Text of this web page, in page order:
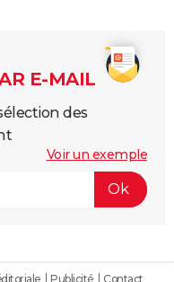
E-MAIL
des
Voir un exemple
Publicité Contact